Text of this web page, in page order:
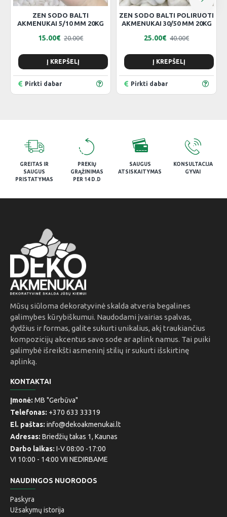
ZEN SODO BALTI
AKMENUKAI 5/10 MM 20KG
15.00€ 20.00€
Į KREPŠELĮ
Pirkti dabar
ZEN SODO BALTI POLIRUOTI
AKMENUKAI 30/50 MM 20KG
25.00€ 40.00€
Į KREPŠELĮ
Pirkti dabar
GREITAS IR
SAUGUS
PRISTATYMAS
PREKIŲ
GRĄŽINIMAS
PER 14 D.D
SAUGUS
ATSISKAITYMAS
KONSULTACIJA
GYVAI
Mūsų siūloma dekoratyvinė skalda atveria begalines
galimybes kūrybiškumui. Naudodami įvairias spalvas,
dydžius ir formas, galite sukurti unikalius, akį traukiančius
kompozicijų akcentus savo sode ar aplink namus. Tai puiki
galimybė išreikšti asmeninį stilių ir sukurti išskirtinę
aplinką.
KONTAKTAI
Įmonė: MB "Gerbūva"
Telefonas: +370 633 33319
El. paštas: info@dekoakmenukai.lt
Adresas: Briedžių takas 1, Kaunas
Darbo laikas: I-V 08:00 -17:00
VI 10:00 - 14:00 VII NEDIRBAME
NAUDINGOS NUORODOS
Paskyra
Užsakymų istorija